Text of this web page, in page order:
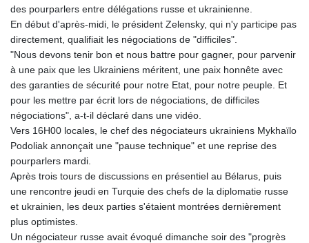
des pourparlers entre délégations russe et ukrainienne.
En début d'après-midi, le président Zelensky, qui n'y participe pas
directement, qualifiait les négociations de "difficiles".
"Nous devons tenir bon et nous battre pour gagner, pour parvenir
à une paix que les Ukrainiens méritent, une paix honnête avec
des garanties de sécurité pour notre Etat, pour notre peuple. Et
pour les mettre par écrit lors de négociations, de difficiles
négociations", a-t-il déclaré dans une vidéo.
Vers 16H00 locales, le chef des négociateurs ukrainiens Mykhaïlo
Podoliak annonçait une "pause technique" et une reprise des
pourparlers mardi.
Après trois tours de discussions en présentiel au Bélarus, puis
une rencontre jeudi en Turquie des chefs de la diplomatie russe
et ukrainien, les deux parties s'étaient montrées dernièrement
plus optimistes.
Un négociateur russe avait évoqué dimanche soir des "progrès